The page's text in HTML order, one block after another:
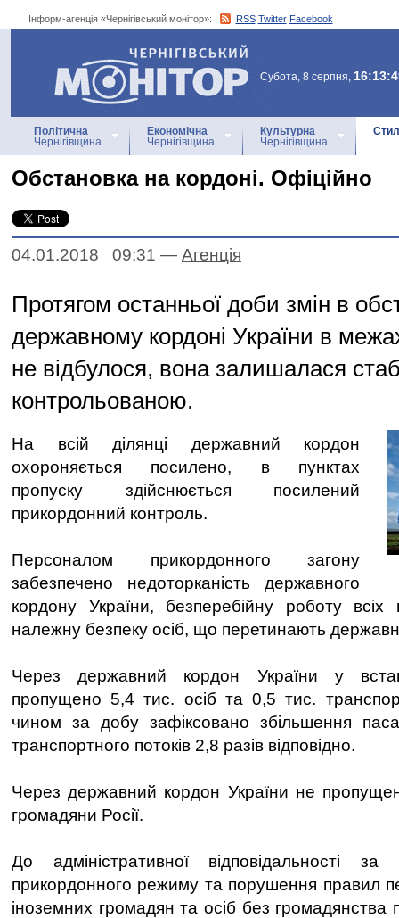
Інформ-агенція «Чернігівський монітор»: RSS Twitter Facebook
Інформ-агенція
«Чернігівський монітор»
Субота, 8 серпня,
Політична
Чернігівщина
Економічна
Чернігівщина
Культурна
Чернігівщина
Обстановка на кордоні. Офіційно
04.01.2018 09:31 — Агенцiя
Протягом останньої доби змін в
державному кордоні України в
не відбулося, вона залишалася
контрольованою.
На всій ділянці державний кордон
охороняється посилено, в пунктах
пропуску здійснюється посилений
прикордонний контроль.
Персоналом прикордонного загону
забезпечено недоторканість державного
кордону України, безперебійну роботу всіх
належну безпеку осіб, що перетинають
Через державний кордон України у
пропущено 5,4 тис. осіб та 0,5 тис.
чином за добу зафіксовано збільшення
транспортного потоків 2,8 разів відповідно.
Через державний кордон України не
громадяни Росії.
До адміністративної відповідальності
прикордонного режиму та порушення правил
іноземних громадян та осіб без громадянства